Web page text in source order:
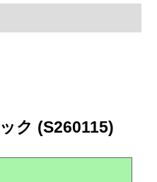
ク (S260115)